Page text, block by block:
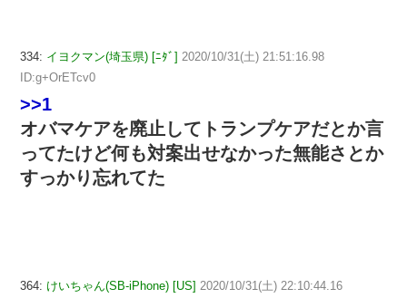
334: イヨクマン(埼玉県) [ﾆﾀﾞ] 2020/10/31(土) 21:51:16.98
ID:g+OrETcv0
>>1
オバマケアを廃止してトランプケアだとか言
ってたけど何も対案出せなかった無能さとか
すっかり忘れてた
364: けいちゃん(SB-iPhone) [US] 2020/10/31(土) 22:10:44.16